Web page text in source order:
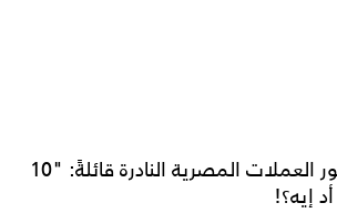
وعلقت زينة على صور العملات المصرية النادرة قائلةً: "10